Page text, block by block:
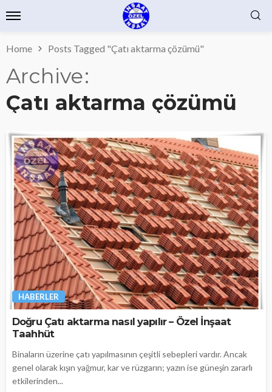
Home Posts Tagged "Çatı aktarma çözümü"
Archive
Çatı aktarma çözümü
HABERLER
Doğru Çatı aktarma nasıl yapılır – Özel İnşaat
Taahhüt
Binaların üzerine çatı yapılmasının çeşitli sebepleri vardır. Ancak
genel olarak kışın yağmur, kar ve rüzgarın; yazın ise güneşin zararlı
etkilerinden...